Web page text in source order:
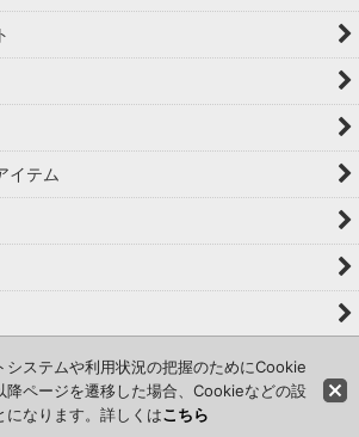
イテム
kameisyouten. All Rights Reserved.
ちゃのこネット
システムや利用状況の把握のためにCookie
降ページを遷移した場合、Cookieなどの設
になります。詳しくはこちら